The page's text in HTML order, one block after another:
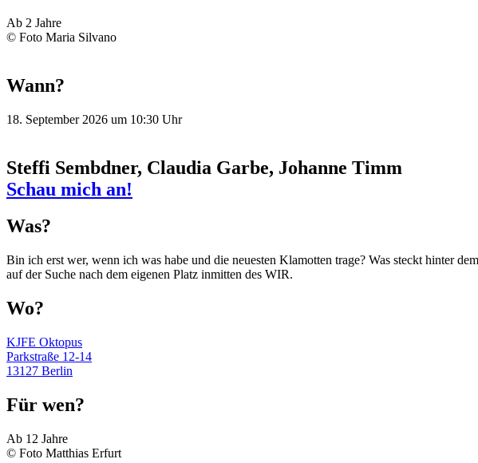
Ab 2 Jahre
© Foto Maria Silvano
Wann?
18. September 2026 um 10:30 Uhr
Steffi Sembdner, Claudia Garbe, Johanne Timm
Schau mich an!
Was?
Bin ich erst wer, wenn ich was habe und die neuesten Klamotten trage? Was steckt hinter
auf der Suche nach dem eigenen Platz inmitten des WIR.
Wo?
KJFE Oktopus
Parkstraße 12-14
13127 Berlin
Für wen?
Ab 12 Jahre
© Foto Matthias Erfurt